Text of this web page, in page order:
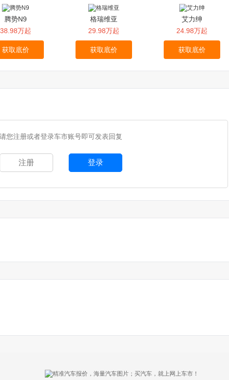
腾势N9
38.98万起
获取底价
格瑞维亚
29.98万起
获取底价
艾力绅
24.98万起
获取底价
请您注册或者登录车市账号即可发表回复
注册 登录